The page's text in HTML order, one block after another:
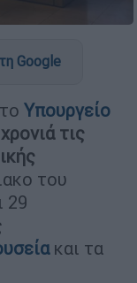
Google
Υπουργείο
τις
του
29
και τα